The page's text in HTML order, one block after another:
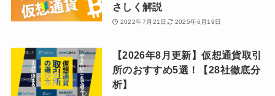
さしく解説
2022年7月21日 2025年6月19日
【2026年8月更新】仮想通貨取引
所のおすすめ5選！【28社徹底分
析】